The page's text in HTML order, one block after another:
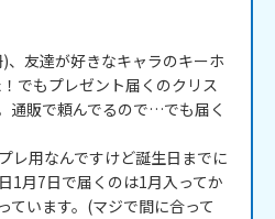
、友達が好きなキャラのキーホ
でもプレゼント届くのクリス
通販で頼んでるので…でも届く
レ用なんですけど誕生日までに
1月7日で届くのは1月入ってか
ています。(マジで間に合って